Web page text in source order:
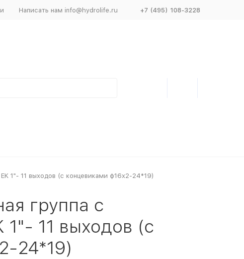
Написать нам info@hydrolife.ru +7 (495) 108-3228
1"- 11 выходов (с концевиками ф16х2-24*19)
группа с
11 выходов (с
24*19)